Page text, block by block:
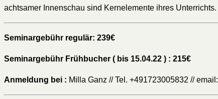
achtsamer Innenschau sind Kernelemente ihres Unterrichts.
Seminargebühr regulär: 239€
Seminargebühr Frühbucher ( bis 15.04.22 ) : 215€
Anmeldung bei : Milla Ganz // Tel. +491723005832 // email: